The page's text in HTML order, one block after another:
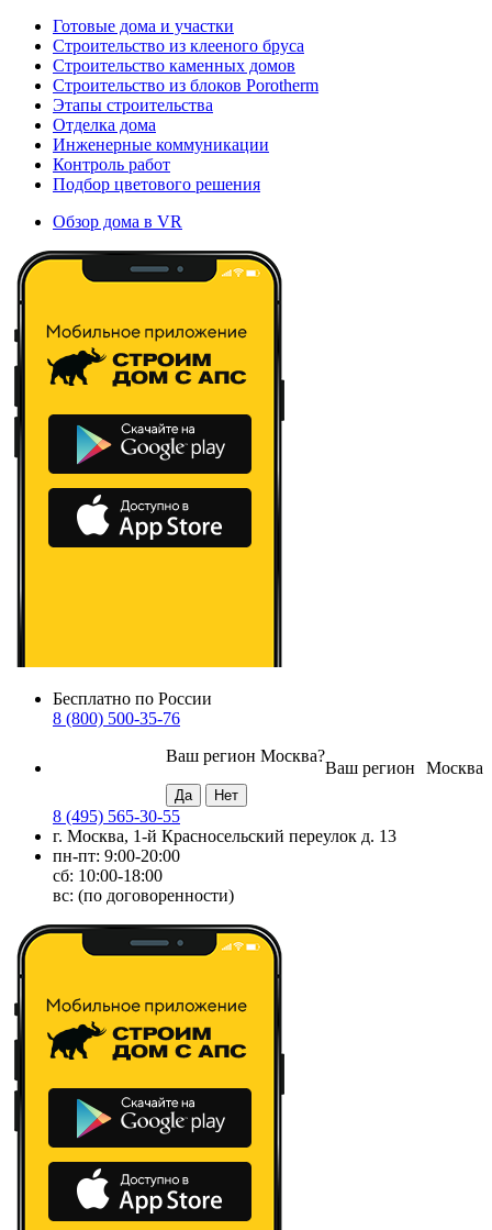
Готовые дома и участки
Строительство из клееного бруса
Строительство каменных домов
Строительство из блоков Porotherm
Этапы строительства
Отделка дома
Инженерные коммуникации
Контроль работ
Подбор цветового решения
Обзор дома в VR
Бесплатно по России
8 (800) 500-35-76
Москва
Ваш регион
Ваш регион Москва?
8 (495) 565-30-55
г. Москва, 1-й Красносельский переулок д. 13
пн-пт: 9:00-20:00
сб: 10:00-18:00
вс: (по договоренности)